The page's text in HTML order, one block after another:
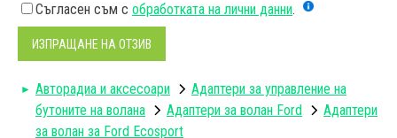
Съгласен съм с обработката на лични данни.
ИЗПРАЩАНЕ НА ОТЗИВ
Авторадиa и аксесоари
Адаптери за управление на
бутоните на волана
Адаптери за волан Ford
Адаптери
за волан за Ford Ecosport